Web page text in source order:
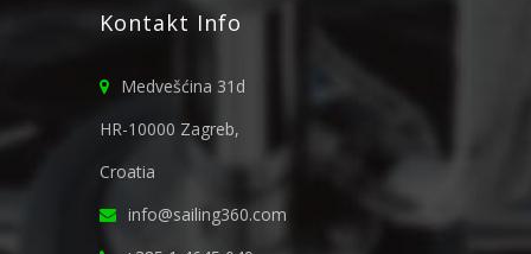
Kontakt Info
Medvešćina 31d
HR-10000 Zagreb,
Croatia
info@sailing360.com